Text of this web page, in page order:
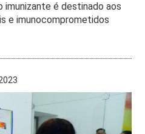
imunizante é destinado aos
e imunocomprometidos